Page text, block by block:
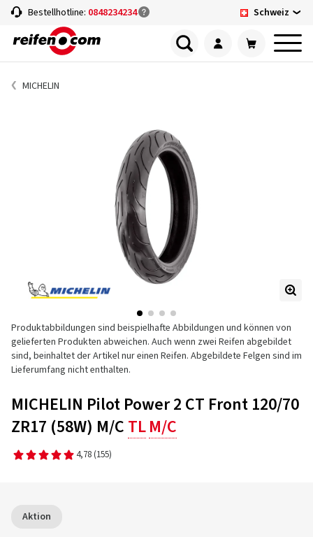
Bestellhotline: 0848234234 Schweiz
MICHELIN
Produktabbildungen sind beispielhafte Abbildungen und können von
gelieferten Produkten abweichen. Auch wenn zwei Reifen abgebildet
sind, beinhaltet der Artikel nur einen Reifen. Abgebildete Felgen sind im
Lieferumfang nicht enthalten.
MICHELIN Pilot Power 2 CT Front 120/70
ZR17 (58W) M/C TLM/C
4,78 (155)
Aktion